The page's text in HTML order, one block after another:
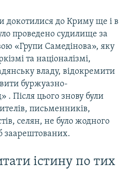
докотилися до Криму ще і в
проведено судилище за
«Групи Самедінова», яку
та націоналізмі,
владу, відокремити
буржуазно-
. Після цього знову були
письменників,
селян, не було жодного
заарештованих.
істину по тих